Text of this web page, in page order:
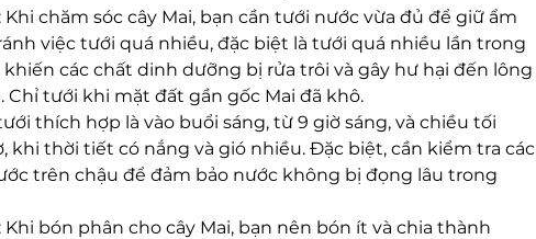
Khi chăm sóc cây Mai, bạn cần tưới nước vừa đủ để giữ ẩm
việc tưới quá nhiều, đặc biệt là tưới quá nhiều lần trong
khiến các chất dinh dưỡng bị rửa trôi và gây hư hại đến lông
Chỉ tưới khi mặt đất gần gốc Mai đã khô.
thích hợp là vào buổi sáng, từ 9 giờ sáng, và chiều tối
khi thời tiết có nắng và gió nhiều. Đặc biệt, cần kiểm tra các
trên chậu để đảm bảo nước không bị đọng lâu trong
Khi bón phân cho cây Mai, bạn nên bón ít và chia thành